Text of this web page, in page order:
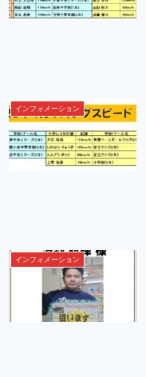
インフォメーション
インフォメーション